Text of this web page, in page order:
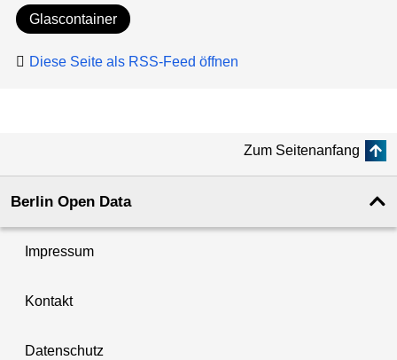
Glascontainer
Diese Seite als RSS-Feed öffnen
Zum Seitenanfang
Berlin Open Data
Impressum
Kontakt
Datenschutz